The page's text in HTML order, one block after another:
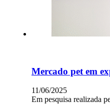
Mercado pet em
11/06/2025
Em pesquisa realizada